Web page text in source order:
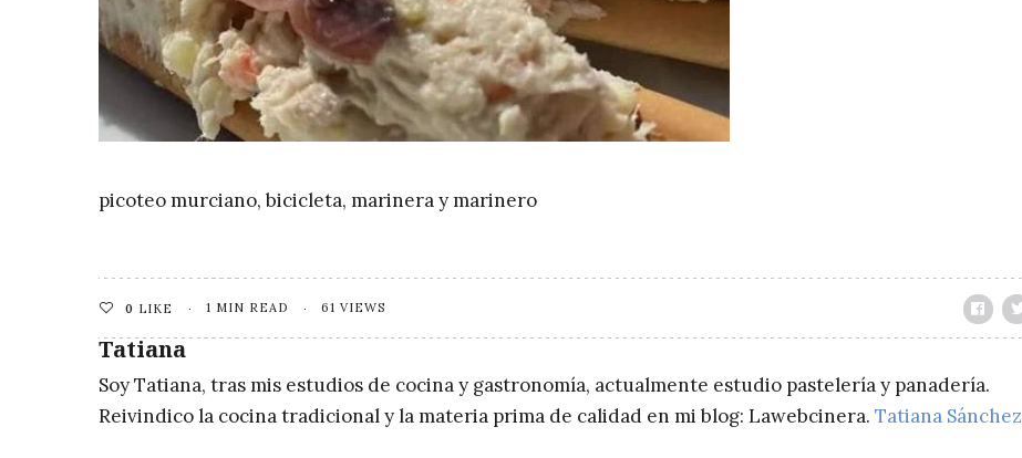
picoteo murciano, bicicleta, marinera y marinero
0 LIKE 1 MIN READ 61 VIEWS
Tatiana
Soy Tatiana, tras mis estudios de cocina y gastronomía, actualmente estudio pastelería y panadería.
Reivindico la cocina tradicional y la materia prima de calidad en mi blog: Lawebcinera. Tatiana Sánchez